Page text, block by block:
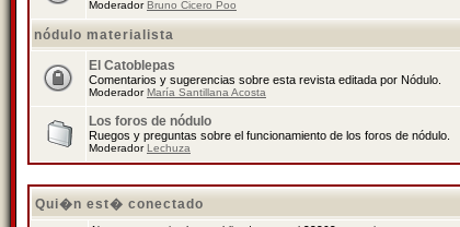
ModeradorBruno Cicero Poo
nódulo materialista
El Catoblepas
Comentarios y sugerencias sobre esta revista editada por Nódulo.
ModeradorMaría Santillana Acosta
Los foros de nódulo
Ruegos y preguntas sobre el funcionamiento de los foros de nódulo.
ModeradorLechuza
Qui�n est� conectado